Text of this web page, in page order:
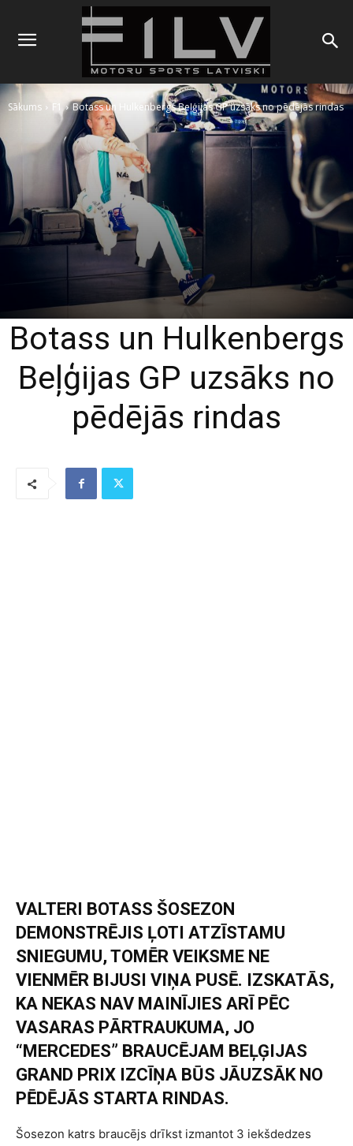
Sākums F1 Botass un Hulkenbergs Beļģijas GP uzsāks no pēdējās rindas
Botass un Hulkenbergs
Beļģijas GP uzsāks no
pēdējās rindas
VALTERI BOTASS ŠOSEZON
DEMONSTRĒJIS ĻOTI ATZĪSTAMU
SNIEGUMU, TOMĒR VEIKSME NE
VIENMĒR BIJUSI VIŅA PUSĒ. IZSKATĀS,
KA NEKAS NAV MAINĪJIES ARĪ PĒC
VASARAS PĀRTRAUKUMA, JO
“MERCEDES” BRAUCĒJAM BEĻĢIJAS
GRAND PRIX IZCĪŅA BŪS JĀUZSĀK NO
PĒDĒJĀS STARTA RINDAS.
Šosezon katrs braucējs drīkst izmantot 3 iekšdedzes